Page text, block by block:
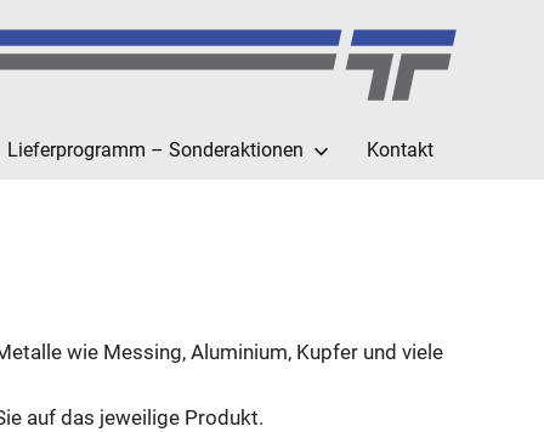
Lieferprogramm – Sonderaktionen Kontakt
wie Messing, Aluminium, Kupfer und viele
auf das jeweilige Produkt.